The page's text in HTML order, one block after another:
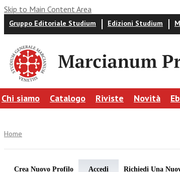
Skip to Main Content Area
Gruppo Editoriale Studium Edizioni Studium
Chi siamo Catalogo Riviste Novità
Home
Crea Nuovo Profilo Accedi Richiedi Una